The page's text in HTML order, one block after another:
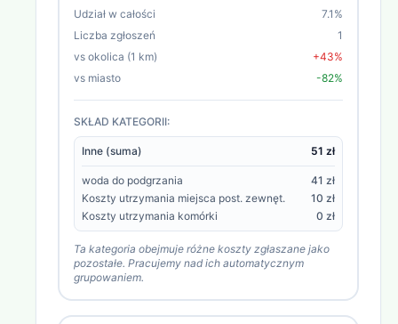
Udział w całości 7.1 %
Liczba zgłoszeń
1
vs okolica (1 km)
+43%
vs miasto
-82%
SKŁAD KATEGORII:
Inne (suma) 51 zł
woda do podgrzania
41 zł
Koszty utrzymania miejsca post. zewnęt.
10 zł
Koszty utrzymania komórki
0 zł
Ta kategoria obejmuje różne koszty zgłaszane jako
pozostałe. Pracujemy nad ich automatycznym
grupowaniem.